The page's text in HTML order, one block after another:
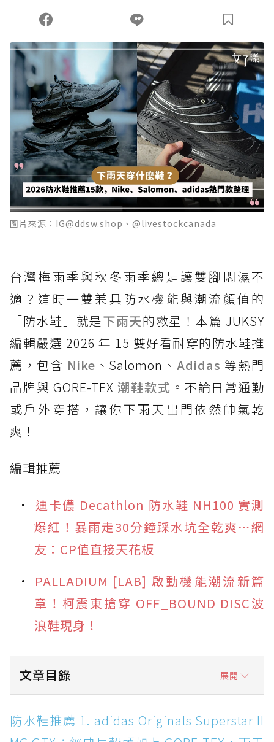
圖片來源：IG@ddsw.shop、@livestockcanada
台灣梅雨季與秋冬雨季總是讓雙腳悶濕不
適？這時一雙兼具防水機能與潮流顏值的
「防水鞋」就是下雨天的救星！本篇 JUKSY
編輯嚴選 2026 年 15 雙好看耐穿的防水鞋推
薦，包含 Nike 、Salomon、Adidas 等熱門
品牌與 GORE-TEX 潮鞋款式 。不論日常通勤
或戶外穿搭，讓你下雨天出門依然帥氣乾
爽！
編輯推薦
迪卡儂 Decathlon 防水鞋 NH100 實測
爆紅！暴雨走30分鐘踩水坑全乾爽⋯網
友：CP值直接天花板
PALLADIUM [LAB] 啟動機能潮流新篇
章！柯震東搶穿 OFF_BOUND DISC波
浪鞋現身！
文章目錄 展開
防水鞋推薦 1. adidas Originals Superstar II
MG GTX：經典貝殼頭加上 GORE-TEX，雨天街
防水鞋推薦 1. adidas Originals Superstar II